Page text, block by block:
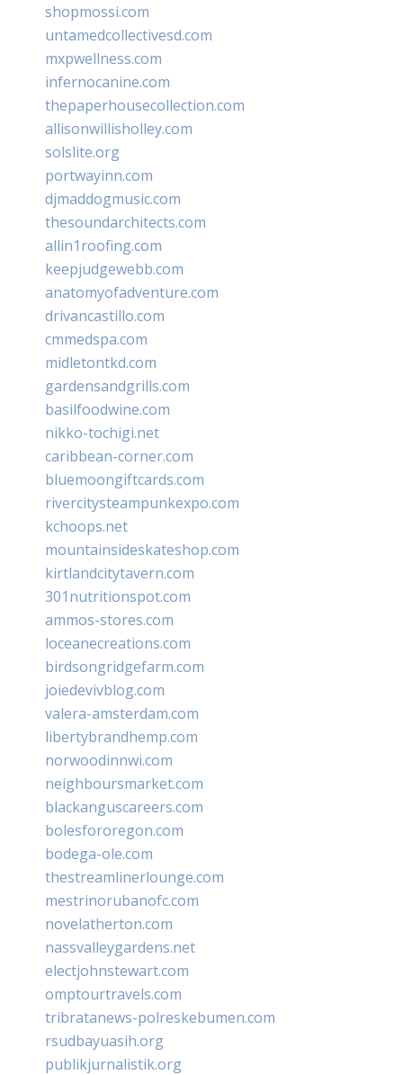
shopmossi.com
untamedcollectivesd.com
mxpwellness.com
infernocanine.com
thepaperhousecollection.com
allisonwillisholley.com
solslite.org
portwayinn.com
djmaddogmusic.com
thesoundarchitects.com
allin1roofing.com
keepjudgewebb.com
anatomyofadventure.com
drivancastillo.com
cmmedspa.com
midletontkd.com
gardensandgrills.com
basilfoodwine.com
nikko-tochigi.net
caribbean-corner.com
bluemoongiftcards.com
rivercitysteampunkexpo.com
kchoops.net
mountainsideskateshop.com
kirtlandcitytavern.com
301nutritionspot.com
ammos-stores.com
loceanecreations.com
birdsongridgefarm.com
joiedevivblog.com
valera-amsterdam.com
libertybrandhemp.com
norwoodinnwi.com
neighboursmarket.com
blackanguscareers.com
bolesfororegon.com
bodega-ole.com
thestreamlinerlounge.com
mestrinorubanofc.com
novelatherton.com
nassvalleygardens.net
electjohnstewart.com
omptourtravels.com
tribratanews-polreskebumen.com
rsudbayuasih.org
publikjurnalistik.org